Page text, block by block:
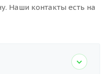
Наши контакты есть на